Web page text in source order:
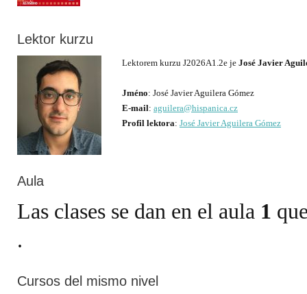
Lektor kurzu
Lektorem kurzu J2026A1.2e je José Javier
Jméno
E-mail: aguilera@hispanica.cz
Profil lektora: José Javier Aguilera Gómez
Aula
Las clases se dan en el aula 1
Cursos del mismo nivel